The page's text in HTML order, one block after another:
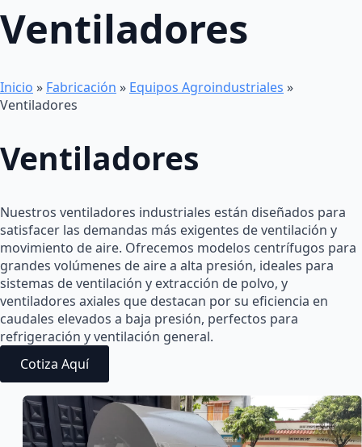
Ventiladores
Inicio » Fabricación » Equipos Agroindustriales »
Ventiladores
Ventiladores
Nuestros ventiladores industriales están diseñados para
satisfacer las demandas más exigentes de ventilación y
movimiento de aire. Ofrecemos modelos centrífugos para
grandes volúmenes de aire a alta presión, ideales para
sistemas de ventilación y extracción de polvo, y
ventiladores axiales que destacan por su eficiencia en
caudales elevados a baja presión, perfectos para
refrigeración y ventilación general.
Cotiza Aquí